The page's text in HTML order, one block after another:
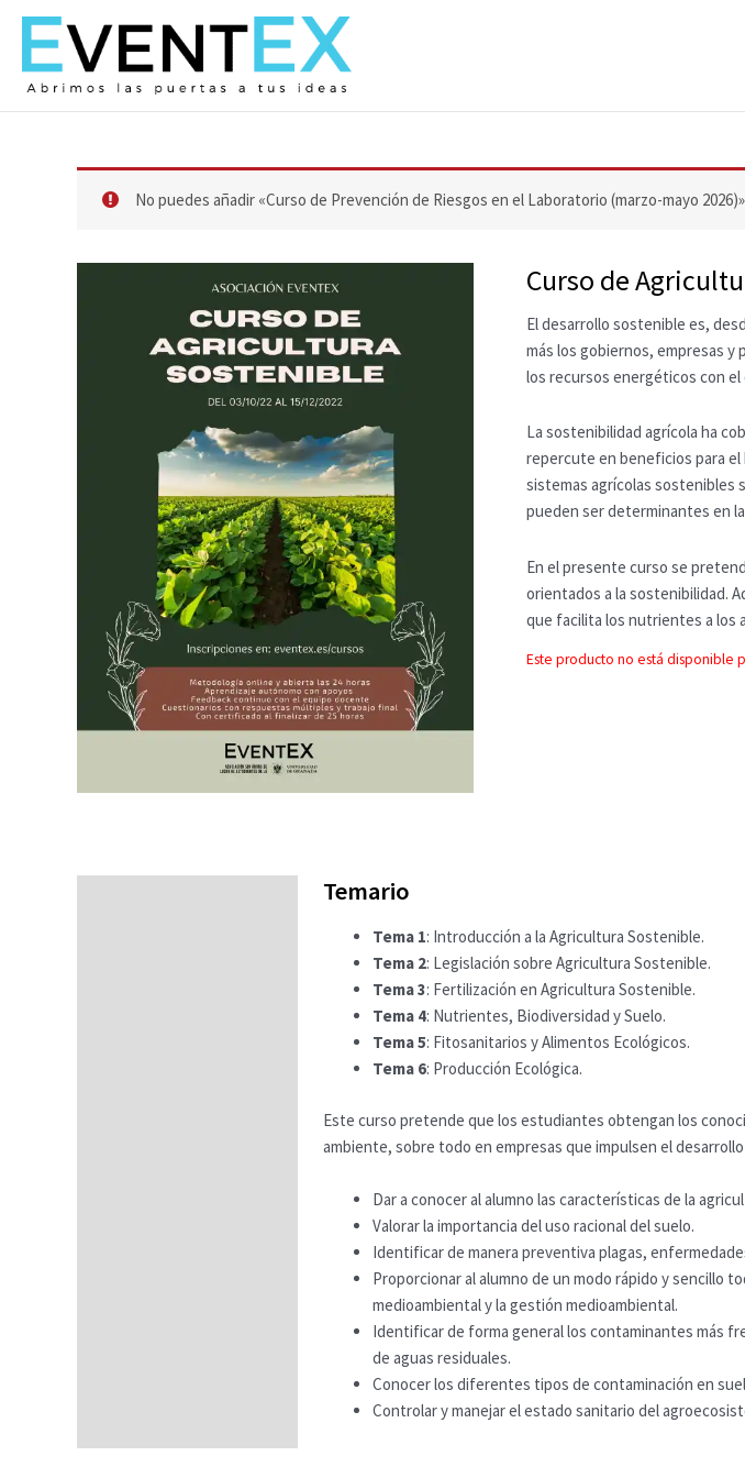
contenido
No puedes añadir «Curso de Prevención de Riesgos en el Laboratorio (marzo-mayo
Curso de
El desarrollo sostenible es,
más los gobiernos, empresas
los recursos energéticos con
La sostenibilidad agrícola ha
repercute en beneficios para el
sistemas agrícolas sostenibles
pueden ser determinantes en
En el presente curso se
orientados a la sostenibilidad.
que facilita los nutrientes a los
Este producto no está disponible
Temario
Tema 1: Introducción a la Agricultura Sostenible.
Tema 2: Legislación sobre Agricultura Sostenible.
Tema 3: Fertilización en Agricultura Sostenible.
Tema 4: Nutrientes, Biodiversidad y Suelo.
Tema 5: Fitosanitarios y Alimentos Ecológicos.
Tema 6: Producción Ecológica.
Este curso pretende que los estudiantes obtengan los
ambiente, sobre todo en empresas que impulsen el
Dar a conocer al alumno las características de la
Valorar la importancia del uso racional del suelo.
Identificar de manera preventiva plagas,
Proporcionar al alumno de un modo rápido y sencillo
medioambiental y la gestión medioambiental.
Identificar de forma general los contaminantes más
de aguas residuales.
Conocer los diferentes tipos de contaminación en
Controlar y manejar el estado sanitario del